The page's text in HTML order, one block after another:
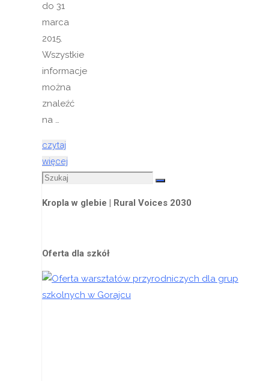
do 31
marca
2015.
Wszystkie
informacje
można
znaleźć
na …
czytaj
więcej
zgłoszenia
konkurs
muzyków
NOWE
ŹRÓDŁA"
Szukaj:
Szukaj
Kropla w glebie | Rural Voices 2030
Oferta dla szkół